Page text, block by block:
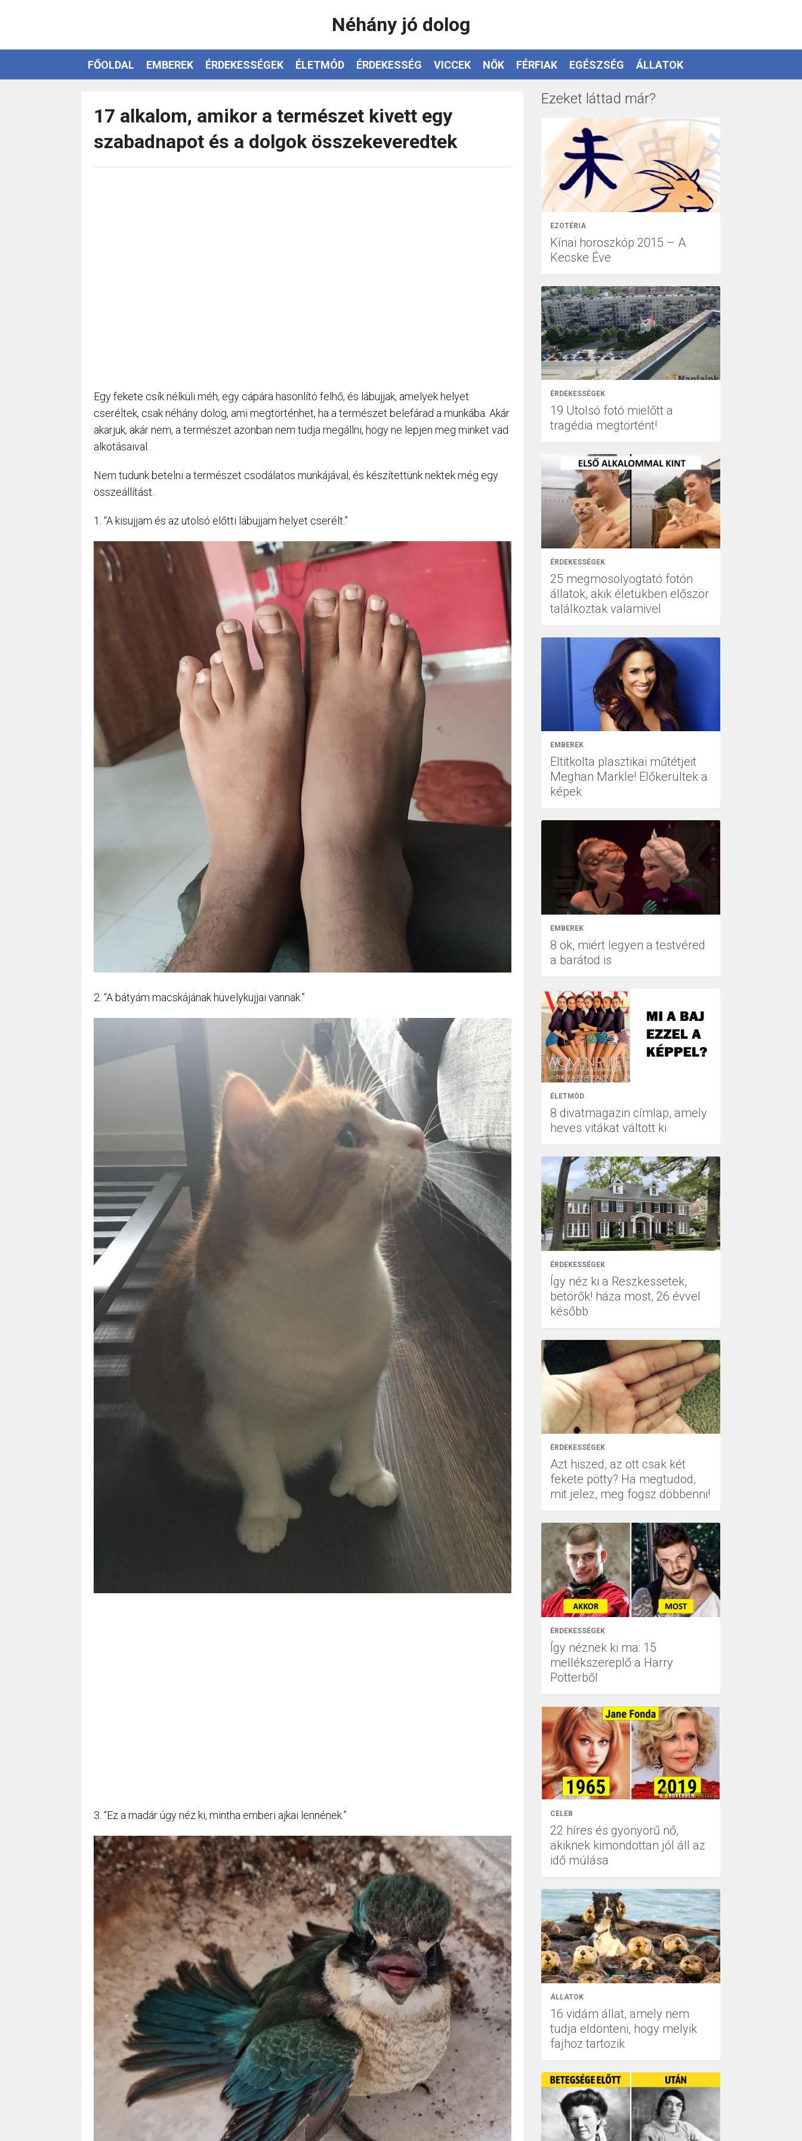
Néhány jó dolog
FŐOLDAL EMBEREK ÉRDEKESSÉGEK ÉLETMÓD ÉRDEKESSÉG VICCEK NŐK FÉRFIAK EGÉSZSÉG ÁLLATOK
17 alkalom, amikor a természet kivett egy
szabadnapot és a dolgok összekeveredtek
Egy fekete csík nélküli méh, egy cápára hasonlító felhő, és lábujjak, amelyek helyet
cseréltek, csak néhány dolog, ami megtörténhet, ha a természet belefárad a munkába. Akár
akarjuk, akár nem, a természet azonban nem tudja megállni, hogy ne lepjen meg minket vad
alkotásaival.
Nem tudunk betelni a természet csodálatos munkájával, és készítettünk nektek még egy
összeállítást.
1. “A kisujjam és az utolsó előtti lábujjam helyet cserélt.”
2. “A bátyám macskájának hüvelykujjai vannak.”
3. “Ez a madár úgy néz ki, mintha emberi ajkai lennének.”
Ezeket láttad már?
EZOTÉRIA
Kínai horoszkóp 2015 – A
Kecske Éve
ÉRDEKESSÉGEK
19 Utolsó fotó mielőtt a
tragédia megtörtént!
ÉRDEKESSÉGEK
25 megmosolyogtató fotón
állatok, akik életükben először
találkoztak valamivel
EMBEREK
Eltitkolta plasztikai műtétjeit
Meghan Markle! Előkerültek a
képek
EMBEREK
8 ok, miért legyen a testvéred
a barátod is
ÉLETMÓD
8 divatmagazin címlap, amely
heves vitákat váltott ki
ÉRDEKESSÉGEK
Így néz ki a Reszkessetek,
betörők! háza most, 26 évvel
később
ÉRDEKESSÉGEK
Azt hiszed, az ott csak két
fekete pötty? Ha megtudod,
mit jelez, meg fogsz döbbenni!
ÉRDEKESSÉGEK
Így néznek ki ma: 15
mellékszereplő a Harry
Potterből
CELEB
22 híres és gyönyörű nő,
akiknek kimondottan jól áll az
idő múlása
ÁLLATOK
16 vidám állat, amely nem
tudja eldönteni, hogy melyik
fajhoz tartozik